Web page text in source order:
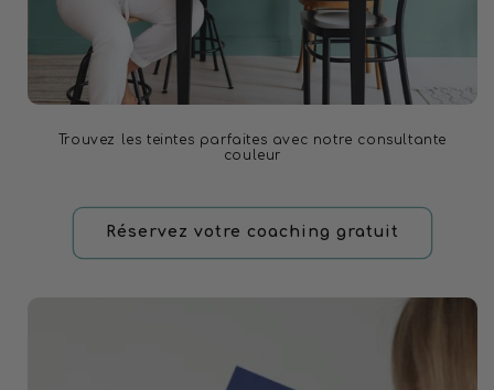
Trouvez les teintes parfaites avec notre consultante
couleur
Réservez votre coaching gratuit